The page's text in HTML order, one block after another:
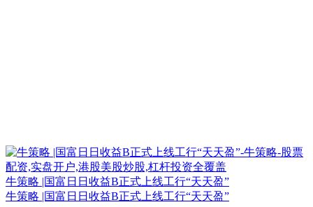
牛策略 |国富日日收益B正式上线工行“天天盈”
牛策略 |国富日日收益B正式上线工行“天天盈”